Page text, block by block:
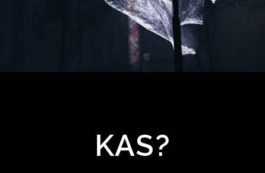
ŠVIESŲ
FESTIVALIS
KAS?